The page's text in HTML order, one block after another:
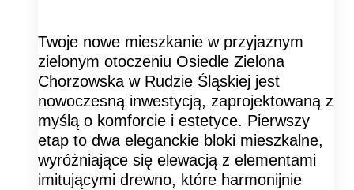
Twoje nowe mieszkanie w przyjaznym
zielonym otoczeniu Osiedle Zielona
Chorzowska w Rudzie Śląskiej jest
nowoczesną inwestycją, zaprojektowaną z
myślą o komforcie i estetyce. Pierwszy
etap to dwa eleganckie bloki mieszkalne,
wyróżniające się elewacją z elementami
imitującymi drewno, które harmonijnie